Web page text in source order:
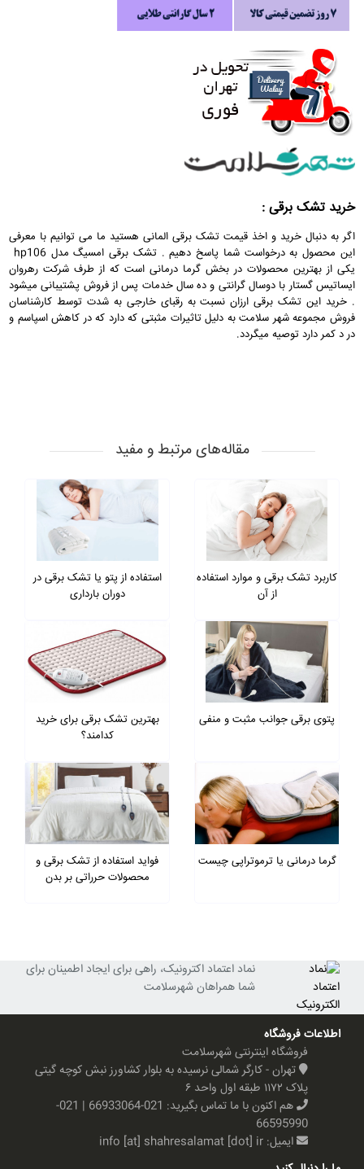
خرید تشک برقی :
اگر به دنبال خرید و اخذ قیمت تشک برقی المانی هستید ما می توانیم با معرفی
یکی از بهترین محصولات در بخش گرما درمانی است که از طرف شرکت رهروان
ایساتیس گستار با دوسال گرانتی و ده سال خدمات پس از فروش پشتیبانی میشود
. خرید این تشک برقی ارزان نسبت به رقبای خارجی به شدت توسط کارشناسان
فروش مجموعه شهر سلامت به دلیل تاثیرات مثبتی که دارد که در کاهش اسپاسم و
در د کمر دارد توصیه میگردد.
مقاله‌های مرتبط و مفید
کاربرد تشک برقی و موارد استفاده
از آن
استفاده از پتو یا تشک برقی در
دوران بارداری
پتوی برقی جوانب مثبت و منفی
بهترین تشک برقی برای خرید
کدامند؟
گرما درمانی یا ترموتراپی چیست
فواید استفاده از تشک برقی و
محصولات حرراتی بر بدن
نماد اعتماد اکترونیک، راهی برای ایجاد اطمینان برای
شما همراهان شهرسلامت
اطلاعات فروشگاه
فروشگاه اینترنتی شهرسلامت
تهران - کارگر شمالی نرسیده به بلوار کشاورز نبش کوچه گیتی
پلاک ۱۱۷۲ طبقه اول واحد ۶
هم اکنون با ما تماس بگیرید:
021-66933064 | 021-
66595990
ایمیل: info [at] shahresalamat [dot] ir